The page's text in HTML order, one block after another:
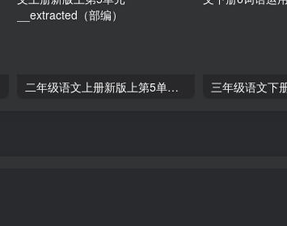
二年级语文上册新版上第5单元__extracted（部编） 三年级语文下